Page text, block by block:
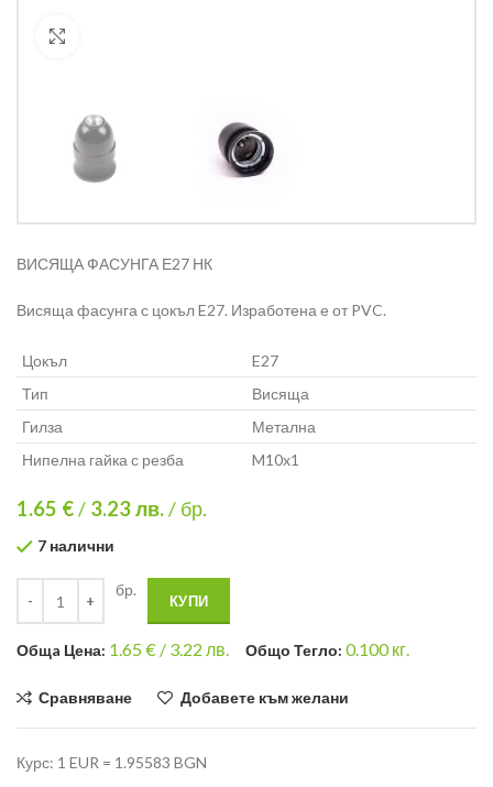
ВИСЯЩА ФАСУНГА Е27 НК
Висяща фасунга с цокъл E27. Изработена е от PVC.
Цокъл
E27
Тип
Висяща
Гилза
Метална
Нипелна гайка с резба
M10x1
1.65 €/ 3.23лв./ бр.
7 налични
бр.
КУПИ
Общa Цена: 1.65€ / 3.22 лв. Общо Тегло: 0.100кг.
Сравняване Добавете към желани
Курс: 1 EUR = 1.95583 BGN